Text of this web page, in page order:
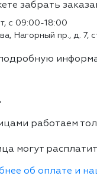
забрать
с 09:00-18:00
Нагорный пр., д. 7,
работаем
могут
об оплате и